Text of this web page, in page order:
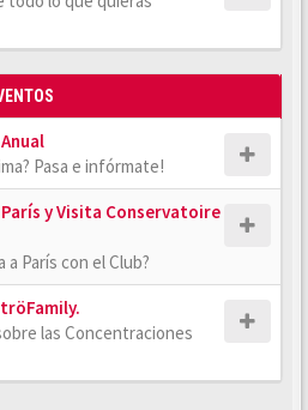
Pasa e infórmate!
y Visita Conservatoire
a París con el Club?
las Concentraciones